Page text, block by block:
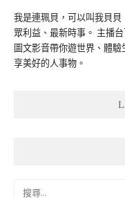
我是連珮貝，可以叫我貝
眾利益、最新時事。 主播
圖文影音帶你遊世界、體
享美好的人事物。